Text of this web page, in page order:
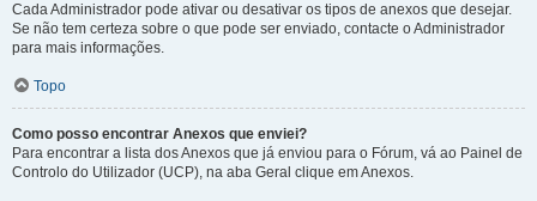
Cada Administrador pode ativar ou desativar os tipos de anexos que desejar.
Se não tem certeza sobre o que pode ser enviado, contacte o Administrador
para mais informações.
Topo
Como posso encontrar Anexos que enviei?
Para encontrar a lista dos Anexos que já enviou para o Fórum, vá ao Painel de
Controlo do Utilizador (UCP), na aba Geral clique em Anexos.